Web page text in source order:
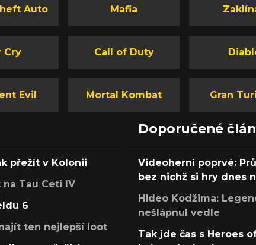
Auto Mafia
Cry Call of Duty
Evil Mortal Kombat Gran
přežít v Kolonii
Tau Ceti IV
6
ten nejlepší loot
Doporučené
Videoherní poprvé:
bez nichž si hry dnes
Hideo Kodžima:
nešlápnul vedle
Tak jde čas s Heroes